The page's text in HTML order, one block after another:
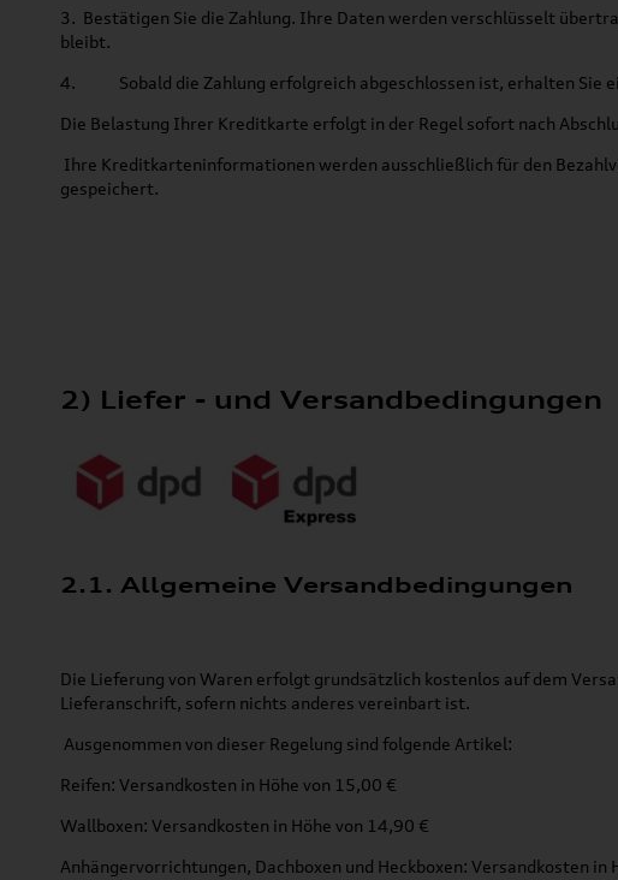
3. Bestätigen Sie die Zahlung. Ihre Daten werden verschlüsselt
bleibt.
4. Sobald die Zahlung erfolgreich abgeschlossen ist, erhalten Sie
Die Belastung Ihrer Kreditkarte erfolgt in der Regel sofort nach
Ihre Kreditkarteninformationen werden ausschließlich für den
gespeichert.
2) Liefer - und Versandbedingungen
2.1. Allgemeine Versandbedingungen
Die Lieferung von Waren erfolgt grundsätzlich kostenlos auf dem
Lieferanschrift, sofern nichts anderes vereinbart ist.
Ausgenommen von dieser Regelung sind folgende Artikel:
Reifen: Versandkosten in Höhe von 15,00 €
Wallboxen: Versandkosten in Höhe von 14,90 €
Anhängervorrichtungen, Dachboxen und Heckboxen: Versandkosten in